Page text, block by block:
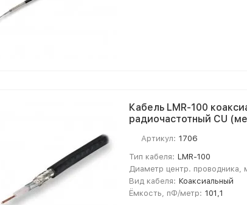
Кабель LMR-100
радиочастотный CU
Артикул: 1706
Тип кабеля: LMR-100
Диаметр центр. проводника,
Вид кабеля: Коаксиальный
Ёмкость, пФ/метр: 101,1